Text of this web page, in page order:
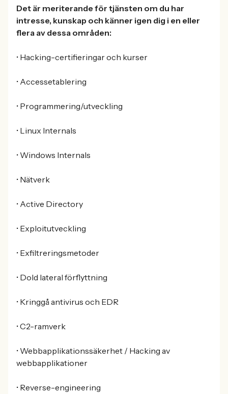
Det är meriterande för tjänsten om du har
intresse, kunskap och känner igen dig i en eller
flera av dessa områden:
• Hacking-certifieringar och kurser
• Accessetablering
• Programmering/utveckling
• Linux Internals
• Windows Internals
• Nätverk
• Active Directory
• Exploitutveckling
• Exfiltreringsmetoder
• Dold lateral förflyttning
• Kringgå antivirus och EDR
• C2-ramverk
• Webbapplikationssäkerhet / Hacking av
webbapplikationer
• Reverse-engineering